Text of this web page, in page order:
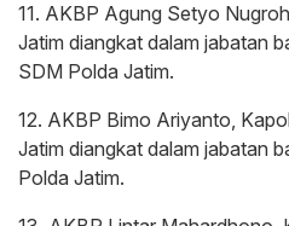
11. AKBP Agung Setyo
Jatim diangkat dalam jabatan
SDM Polda Jatim.
12. AKBP Bimo Ariyanto,
Jatim diangkat dalam jabatan
Polda Jatim.